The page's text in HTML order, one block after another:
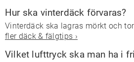
Hur ska vinterdäck förvaras?
Vinterdäck ska lagras mörkt och
fler däck & fälgtips ›
Vilket lufttryck ska man ha i